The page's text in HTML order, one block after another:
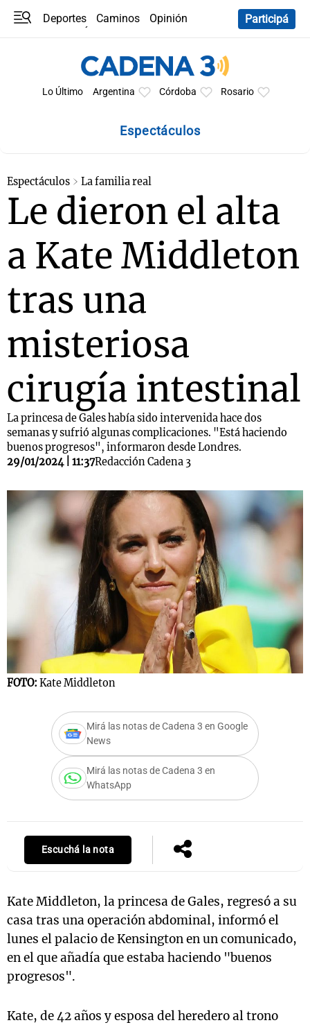
Deportes Caminos
Opinión
Participá
Lo Último Argentina Córdoba Rosario
Espectáculos
Espectáculos La familia real
Le dieron el alta
a Kate Middleton
tras una
misteriosa
cirugía intestinal
La princesa de Gales había sido intervenida hace dos
semanas y sufrió algunas complicaciones. "Está haciendo
buenos progresos", informaron desde Londres.
29/01/2024 | 11:37Redacción Cadena 3
FOTO: Kate Middleton
Mirá las notas de Cadena 3 en Google
News
Mirá las notas de Cadena 3 en
WhatsApp
Escuchá la nota
Kate Middleton, la princesa de Gales, regresó a su
casa tras una operación abdominal, informó el
lunes el palacio de Kensington en un comunicado,
en el que añadía que estaba haciendo "buenos
progresos".
Kate, de 42 años y esposa del heredero al trono
Mundial 2026
La Sole en
Cadena 3